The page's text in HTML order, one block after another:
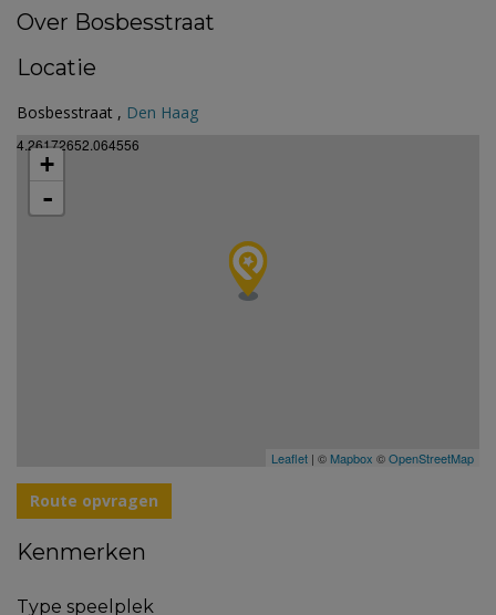
Over Bosbesstraat
Locatie
Bosbesstraat , Den Haag
4.26172652.064556
+
-
Leaflet | © Mapbox ©OpenStreetMap
Route opvragen
Kenmerken
Type speelplek